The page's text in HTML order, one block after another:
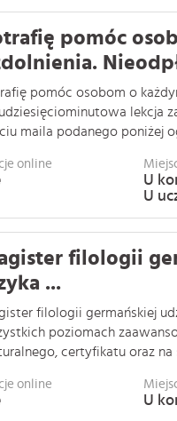
pomóc
pomóc osobom o
lekcja
maila podanego poniżej
online
U
U
filologii
...
filologii germańskiej
poziomach
certyfikatu oraz na
online
U